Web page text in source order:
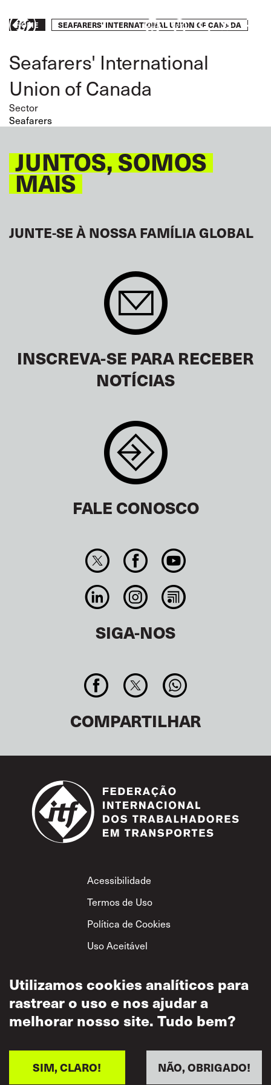
main
Take
Breadcrumb
HOME SEAFARERS' INTERNATIONAL UNION OF CANADA
Seafarers' International
Union of Canada
Sector
Seafarers
JUNTOS, SOMOS
MAIS
JUNTE-SE À NOSSA FAMÍLIA GLOBAL
INSCREVA-SE PARA RECEBER
NOTÍCIAS
FALE CONOSCO
SIGA-NOS
COMPARTILHAR
Footer
Acessibilidade
Termos de Uso
Política de Cookies
Uso Aceitável
Privacidade
Política de Respeito
Utilizamos cookies analíticos para
rastrear o uso e nos ajudar a
melhorar nosso site. Tudo bem?
NÃO, OBRIGADO!
SIM, CLARO!